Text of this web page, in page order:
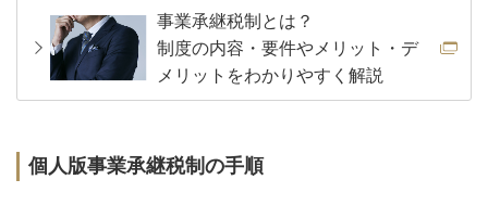
事業承継税制とは？
制度の内容・要件やメリット・ デ
メリットをわかりやすく解説
個人版事業承継税制の手順